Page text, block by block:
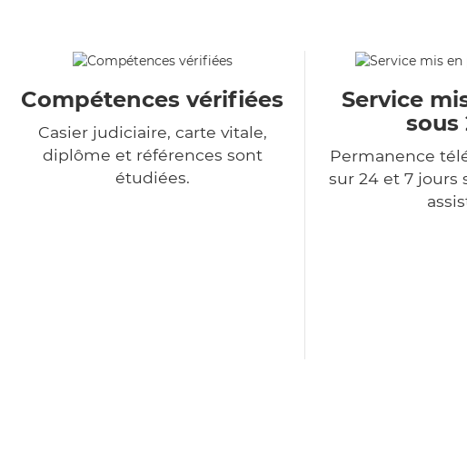
Compétences vérifiées
Casier judiciaire, carte vitale,
diplôme et références sont
étudiées.
Service
sous
Permanence
sur 24 et 7 jours